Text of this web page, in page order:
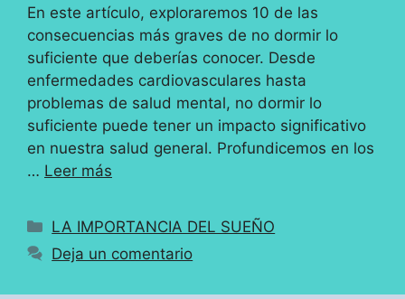
En este artículo, exploraremos 10 de las
consecuencias más graves de no dormir lo
suficiente que deberías conocer. Desde
enfermedades cardiovasculares hasta
problemas de salud mental, no dormir lo
suficiente puede tener un impacto significativo
en nuestra salud general. Profundicemos en los
… Leer más
Categorías
LA IMPORTANCIA DEL SUEÑO
Deja un comentario